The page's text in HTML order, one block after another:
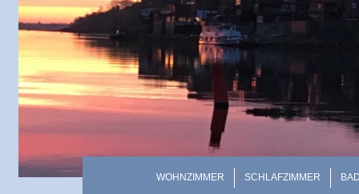
WOHNZIMMER SCHLAFZIMMER